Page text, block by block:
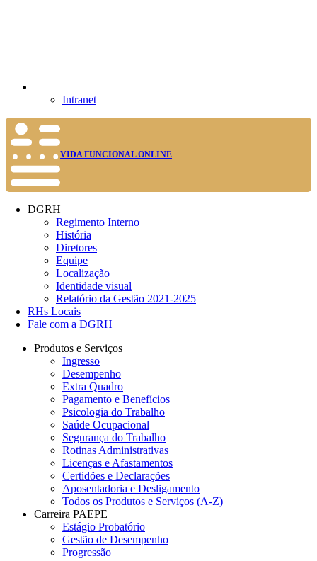
Intranet
VIDA FUNCIONAL ONLINE
DGRH
Regimento Interno
História
Diretores
Equipe
Localização
Identidade visual
Relatório da Gestão 2021-2025
RHs Locais
Fale com a DGRH
Produtos e Serviços
Ingresso
Desempenho
Extra Quadro
Pagamento e Benefícios
Psicologia do Trabalho
Saúde Ocupacional
Segurança do Trabalho
Rotinas Administrativas
Licenças e Afastamentos
Certidões e Declarações
Aposentadoria e Desligamento
Todos os Produtos e Serviços (A-Z)
Carreira PAEPE
Estágio Probatório
Gestão de Desempenho
Progressão